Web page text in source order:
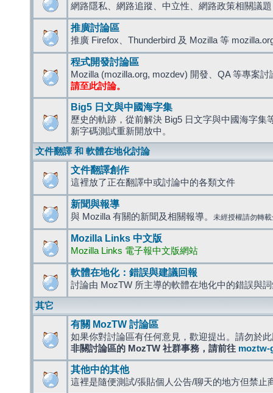
網路隱私、網路追蹤、中立性、網路政策相關議題
推廣討論區
推廣 Firefox、Thunderbird 及 Mozilla 等
程式開發討論區
Mozilla (mozilla.org, mozdev) 開發、QA 等專案討
請至此討論。
Big5 日文與中國海字集
歷史的軌跡，從前解決 Big5 日文字與中國海字集
新字碼測試重新開放中。
文件翻譯 和 軟體在地化討論
文件翻譯創作
這裡放了正在翻譯中或討論中的各類文件
新聞與報導
與 Mozilla 有關的新聞及相關報導。 未經授權請勿轉
Mozilla Links 中文版
Mozilla Links 電子報中文版網站
軟體在地化：錯誤與建議回報
討論由 MozTW 所主導的軟體在地化中的錯誤與
其它
有關 MozTW 討論區
如果你對討論區有任何意見，歡迎提出。請勿於
非關討論區的 MozTW 社群事務，請前往 moztw-
其他中的其他
這裡是隨便測試/張貼個人公告/聊天的地方但禁止